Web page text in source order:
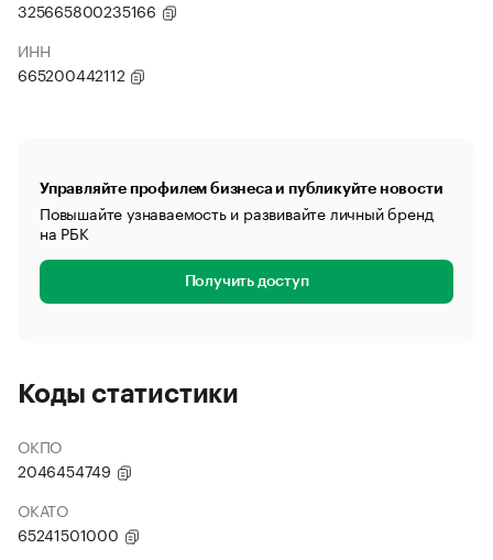
325665800235166
ИНН
665200442112
Управляйте профилем бизнеса и публикуйте новости
Повышайте узнаваемость и развивайте личный бренд
на РБК
Получить доступ
Коды статистики
ОКПО
2046454749
ОКАТО
65241501000